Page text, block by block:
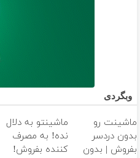
وبگردی
ماشینت رو
بدون دردسر
بفروش | بدون
ماشینتو به دلال
نده! به مصرف
کننده بفروش!